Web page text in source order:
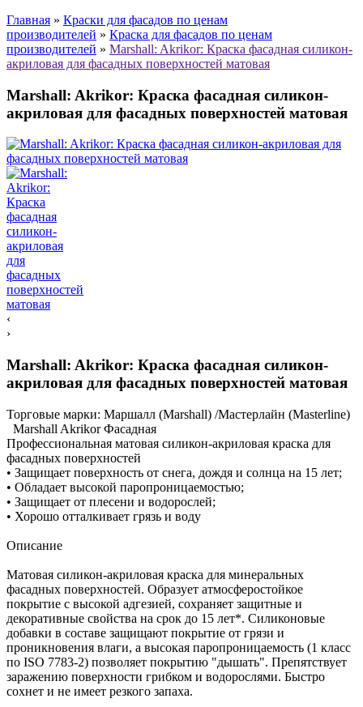
Главная » Краски для фасадов по ценам
производителей » Краска для фасадов по ценам
производителей » Marshall: Akrikor: Краска фасадная силикон-
акриловая для фасадных поверхностей матовая
Marshall: Akrikor: Краска фасадная силикон-
акриловая для фасадных поверхностей матовая
‹
›
Marshall: Akrikor: Краска фасадная силикон-
акриловая для фасадных поверхностей матовая
Торговые марки: Маршалл (Marshall) /Мастерлайн (Masterline)
Marshall Akrikor Фасадная
Профессиональная матовая cиликон-акриловая краска для
фасадных поверхностей
• Защищает поверхность от снега, дождя и солнца на 15 лет;
• Обладает высокой паропроницаемостью;
• Защищает от плесени и водорослей;
• Хорошо отталкивает грязь и воду
Описание
Матовая силикон-акриловая краска для минеральных
фасадных поверхностей. Образует атмосферостойкое
покрытие с высокой адгезией, сохраняет защитные и
декоративные свойства на срок до 15 лет*. Силиконовые
добавки в составе защищают покрытие от грязи и
проникновения влаги, а высокая паропроницаемость (1 класс
по ISO 7783-2) позволяет покрытию "дышать". Препятствует
заражению поверхности грибком и водорослями. Быстро
сохнет и не имеет резкого запаха.